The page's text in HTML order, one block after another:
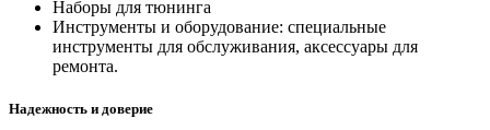
Наборы для тюнинга
Инструменты и оборудование: специальные
инструменты для обслуживания, аксессуары для
ремонта.
Надежность и доверие